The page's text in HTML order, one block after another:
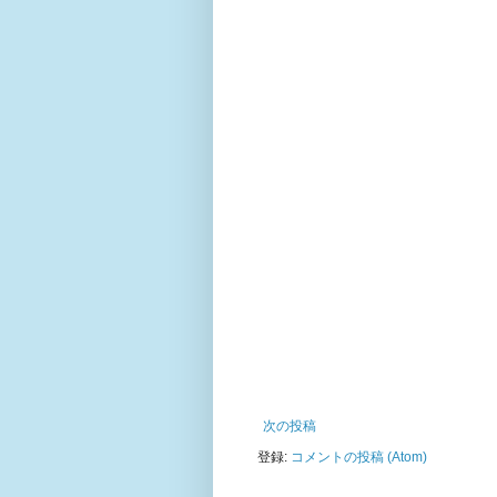
次の投稿
登録: コメントの投稿 (Atom)